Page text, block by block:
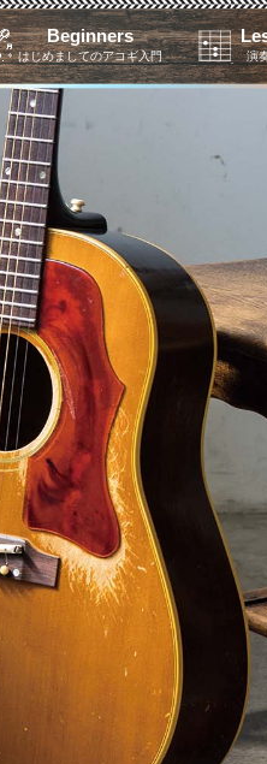
Beginners
はじめましてのアコギ入門 演